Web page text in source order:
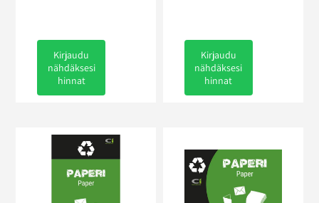
Kirjaudu
nähdäksesi
hinnat
Kirjaudu
nähdäksesi
hinnat